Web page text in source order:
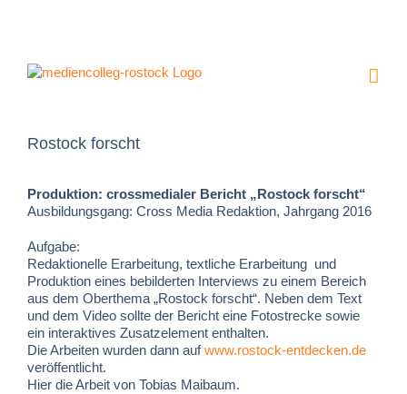
Rostock forscht
Produktion: crossmedialer Bericht „Rostock forscht“
Ausbildungsgang: Cross Media Redaktion, Jahrgang 2016
Aufgabe:
Redaktionelle Erarbeitung, textliche Erarbeitung und
Produktion eines bebilderten Interviews zu einem Bereich
aus dem Oberthema „Rostock forscht“. Neben dem Text
und dem Video sollte der Bericht eine Fotostrecke sowie
ein interaktives Zusatzelement enthalten.
Die Arbeiten wurden dann aufwww.rostock-entdecken.de
veröffentlicht.
Hier die Arbeit von Tobias Maibaum.